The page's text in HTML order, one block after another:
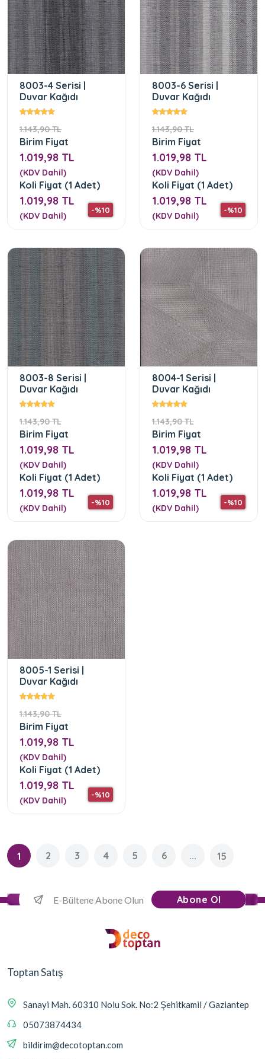
8003-4 Serisi |
Duvar Kağıdı
1.143,90 TL
-%10
Birim Fiyat
1.019,98 TL
(KDV Dahil)
Koli Fiyat (1 Adet)
1.019,98 TL
(KDV Dahil)
8003-6 Serisi |
Duvar Kağıdı
1.143,90 TL
-%10
Birim Fiyat
1.019,98 TL
(KDV Dahil)
Koli Fiyat (1 Adet)
1.019,98 TL
(KDV Dahil)
8003-8 Serisi |
Duvar Kağıdı
1.143,90 TL
-%10
Birim Fiyat
1.019,98 TL
(KDV Dahil)
Koli Fiyat (1 Adet)
1.019,98 TL
(KDV Dahil)
8004-1 Serisi |
Duvar Kağıdı
1.143,90 TL
-%10
Birim Fiyat
1.019,98 TL
(KDV Dahil)
Koli Fiyat (1 Adet)
1.019,98 TL
(KDV Dahil)
8005-1 Serisi |
Duvar Kağıdı
1.143,90 TL
-%10
Birim Fiyat
1.019,98 TL
(KDV Dahil)
Koli Fiyat (1 Adet)
1.019,98 TL
(KDV Dahil)
1 2 3 4 5 6 ... 15
Abone Ol
Toptan Satış
Sanayi Mah. 60310 Nolu Sok. No:2 Şehitkamil / Gaziantep
05073874434
bildirim@decotoptan.com